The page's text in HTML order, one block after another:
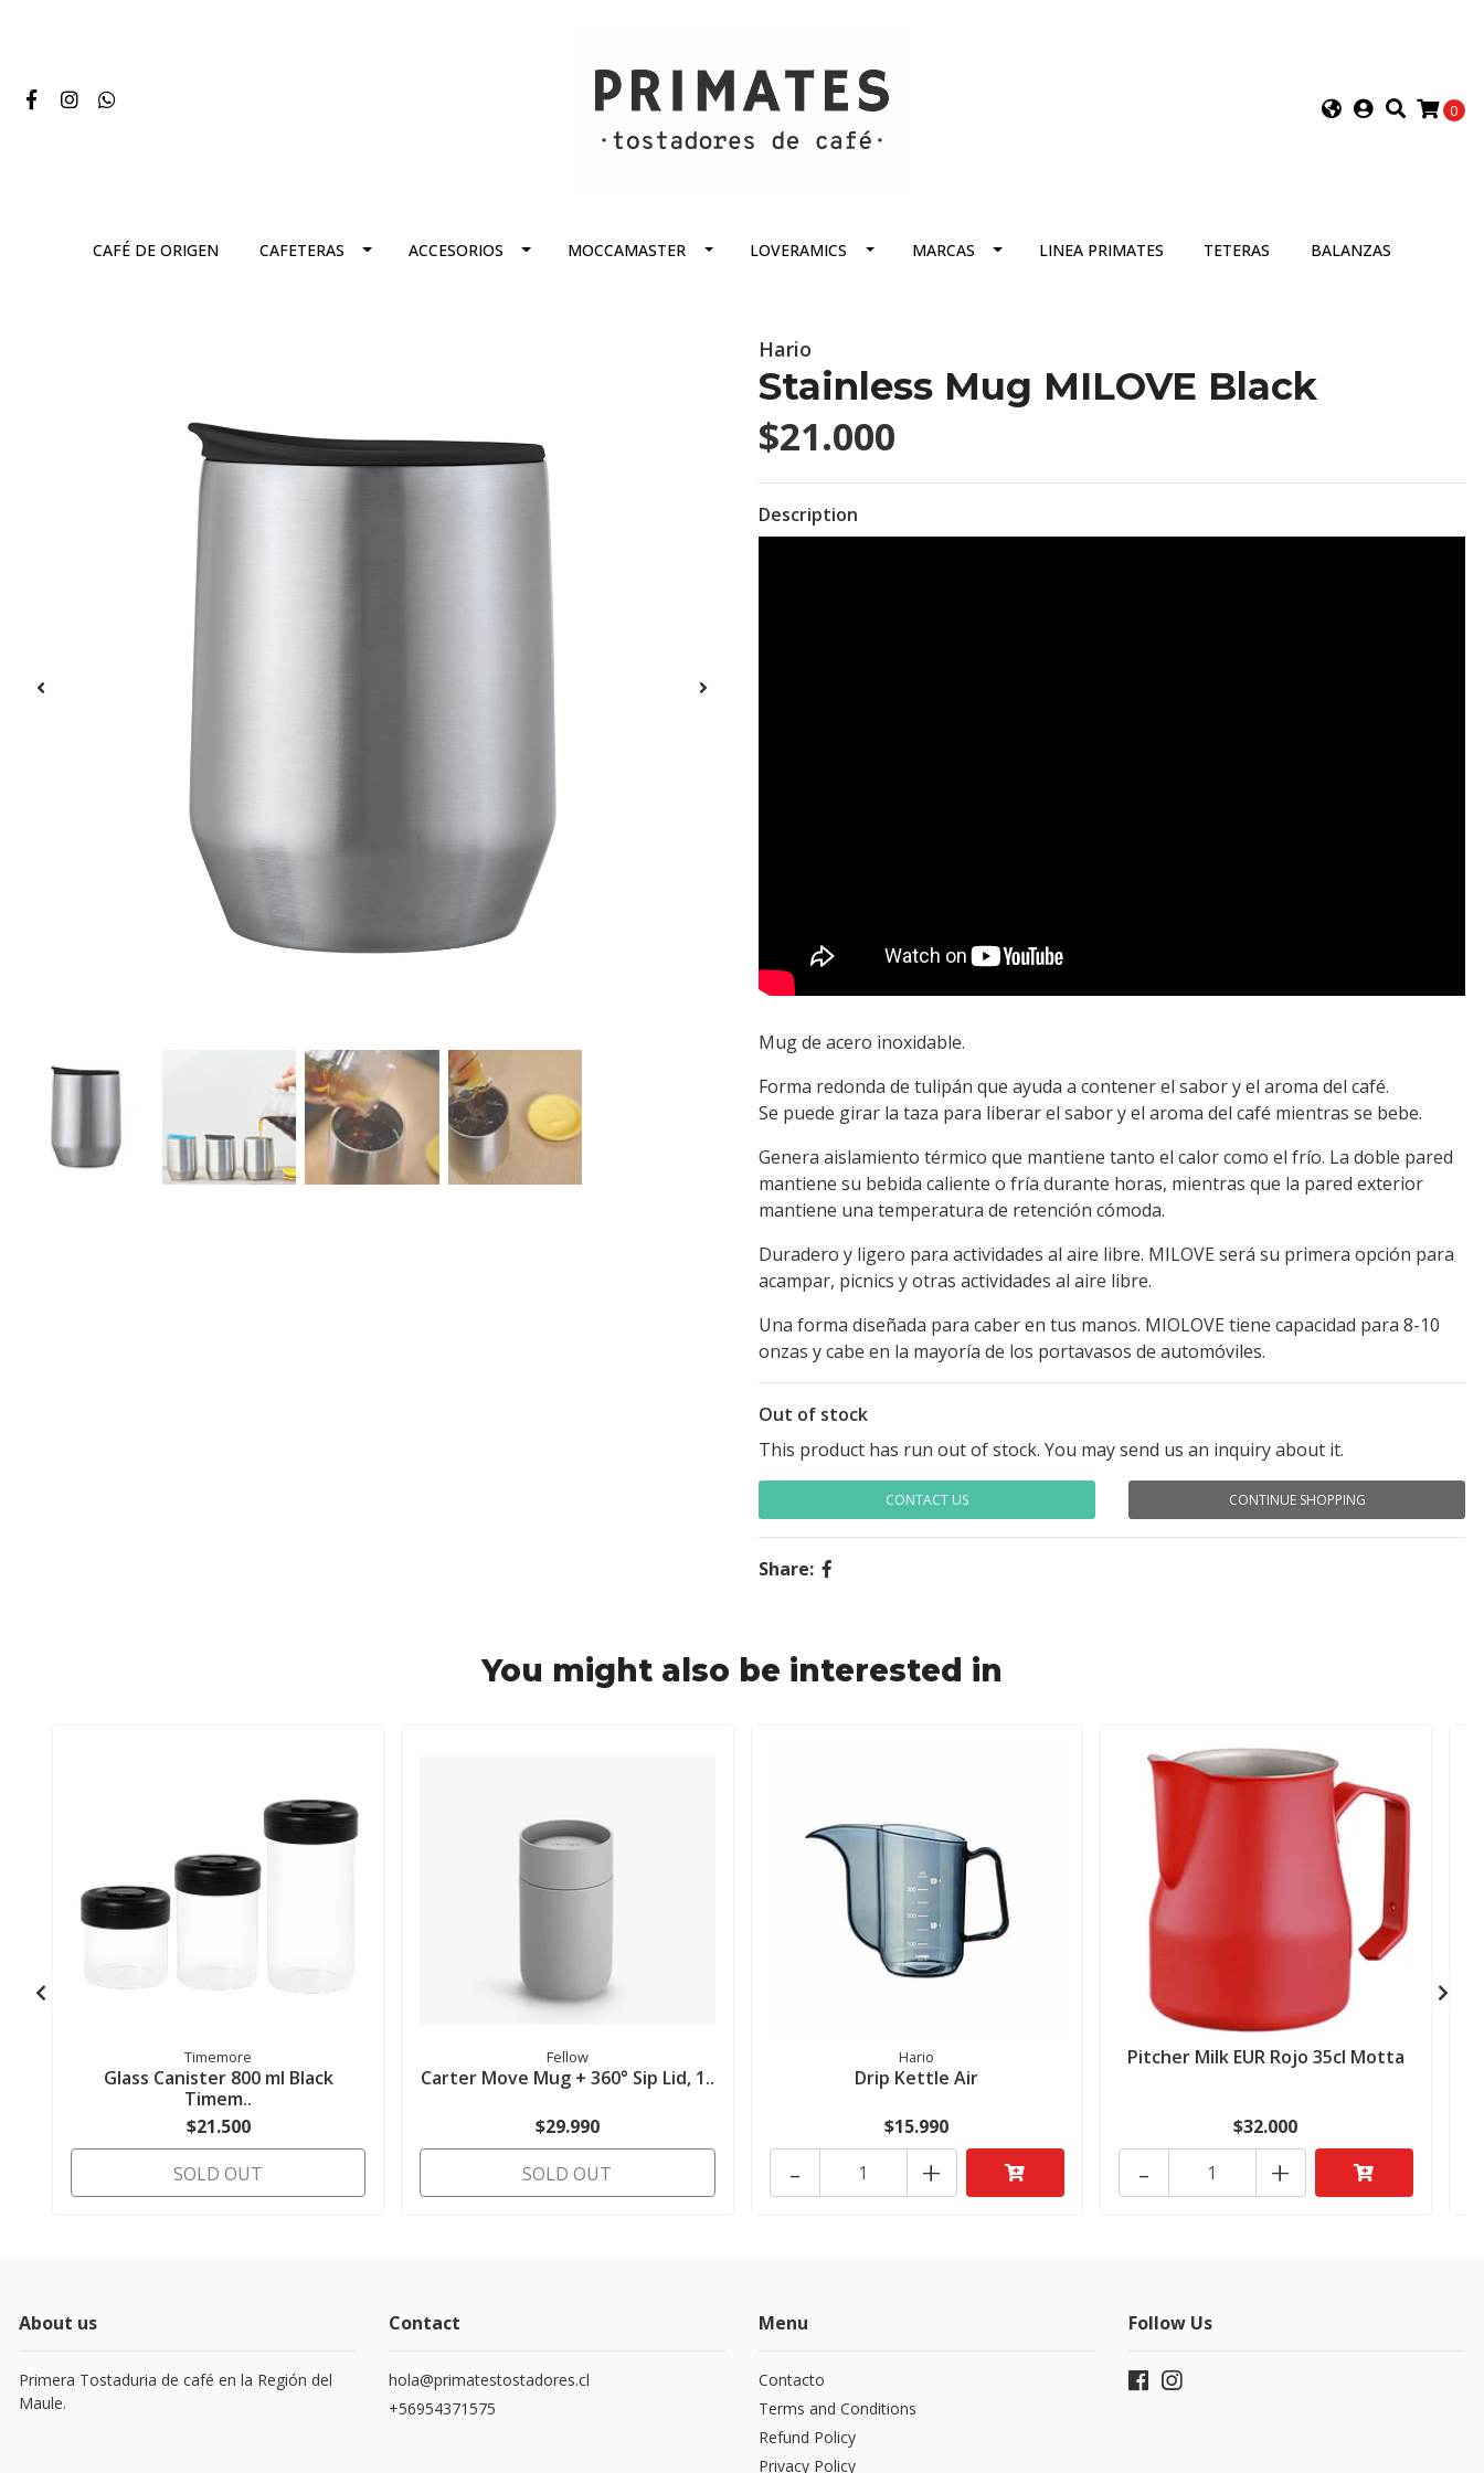
0
CAFÉ DE ORIGEN CAFETERAS ACCESORIOS MOCCAMASTER LOVERAMICS MARCAS LINEA PRIMATES TETERAS BALANZAS
Hario
Stainless Mug MILOVE Black
$21.000
Description
Mug de acero inoxidable.
Forma redonda de tulipán que ayuda a contener el sabor y el aroma del café.
Se puede girar la taza para liberar el sabor y el aroma del café mientras se bebe.
Genera aislamiento térmico que mantiene tanto el calor como el frío. La doble pared
mantiene su bebida caliente o fría durante horas, mientras que la pared exterior
mantiene una temperatura de retención cómoda.
Duradero y ligero para actividades al aire libre. MILOVE será su primera opción para
acampar, picnics y otras actividades al aire libre.
Una forma diseñada para caber en tus manos. MIOLOVE tiene capacidad para 8-10
onzas y cabe en la mayoría de los portavasos de automóviles.
Out of stock
This product has run out of stock. You may send us an inquiry about it.
CONTACT US CONTINUE SHOPPING
Share:
You might also be interested in
Timemore
Glass Canister 800 ml Black
Timem..
$21.500
SOLD OUT
Fellow
Carter Move Mug + 360° Sip Lid, 1..
$29.990
SOLD OUT
Hario
Drip Kettle Air
$15.990
+
-
Pitcher Milk EUR Rojo 35cl Motta
$32.000
+
-
About us
Primera Tostaduria de café en la Región del
Maule.
Contact
hola@primatestostadores.cl
+56954371575
Menu
Contacto
Terms and Conditions
Refund Policy
Privacy Policy
Follow Us